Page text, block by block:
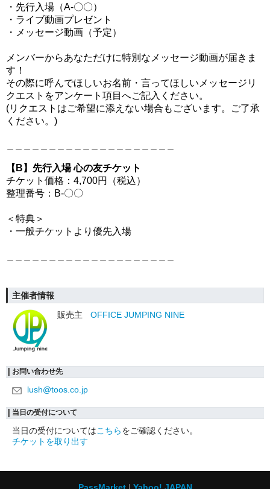
・先行入場（A-〇〇）
・ライブ動画プレゼント
・メッセージ動画（予定）
メンバーからあなただけに特別なメッセージ動画が届きま
す！
その際に呼んでほしいお名前・言ってほしいメッセージリ
クエストをアンケート項目へご記入ください。
(リクエストはご希望に添えない場合もございます。ご了承
ください。)
【B】先行入場 心の友チケット
チケット価格：4,700円（税込）
整理番号：B-〇〇
＜特典＞
・一般チケットより優先入場
主催者情報
販売主
OFFICE JUMPING NINE
お問い合わせ先
lush@toos.co.jp
当日の受付について
当日の受付についてはこちらをご確認ください。
チケットを取り出す